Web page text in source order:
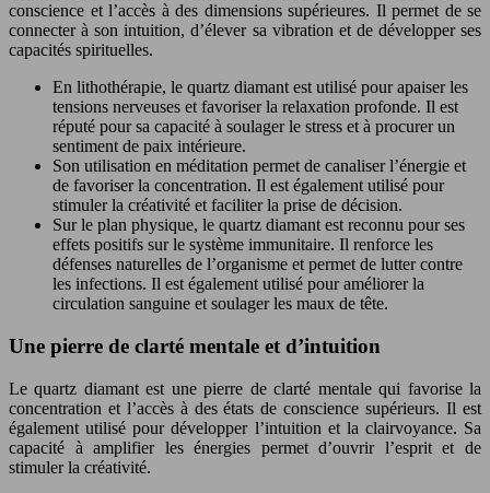
conscience et l’accès à des dimensions supérieures. Il permet de se
connecter à son intuition, d’élever sa vibration et de développer ses
capacités spirituelles.
En lithothérapie, le quartz diamant est utilisé pour apaiser les
tensions nerveuses et favoriser la relaxation profonde. Il est
réputé pour sa capacité à soulager le stress et à procurer un
sentiment de paix intérieure.
Son utilisation en méditation permet de canaliser l’énergie et
de favoriser la concentration. Il est également utilisé pour
stimuler la créativité et faciliter la prise de décision.
Sur le plan physique, le quartz diamant est reconnu pour ses
effets positifs sur le système immunitaire. Il renforce les
défenses naturelles de l’organisme et permet de lutter contre
les infections. Il est également utilisé pour améliorer la
circulation sanguine et soulager les maux de tête.
Une pierre de clarté mentale et d’intuition
Le quartz diamant est une pierre de clarté mentale qui favorise la
concentration et l’accès à des états de conscience supérieurs. Il est
également utilisé pour développer l’intuition et la clairvoyance. Sa
capacité à amplifier les énergies permet d’ouvrir l’esprit et de
stimuler la créativité.